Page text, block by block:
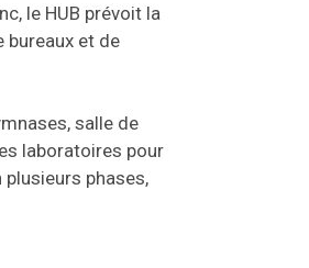
le HUB prévoit la
bureaux et de
salle de
laboratoires pour
phases,